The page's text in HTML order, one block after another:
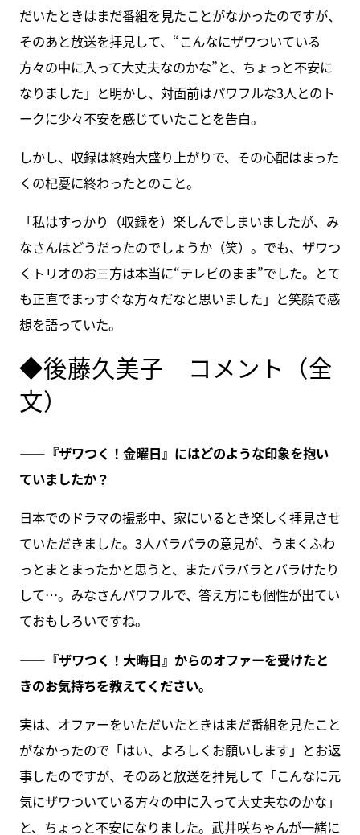
だいたときはまだ番組を見たことがなかったのですが、
そのあと放送を拝見して、“こんなにザワついている
方々の中に入って大丈夫なのかな”と、ちょっと不安に
なりました」と明かし、対面前はパワフルな3人とのト
ークに少々不安を感じていたことを告白。
しかし、収録は終始大盛り上がりで、その心配はまった
くの杞憂に終わったとのこと。
「私はすっかり（収録を）楽しんでしまいましたが、み
なさんはどうだったのでしょうか（笑）。でも、ザワつ
くトリオのお三方は本当に“テレビのまま”でした。とて
も正直でまっすぐな方々だなと思いました」と笑顔で感
想を語っていた。
◆後藤久美子 コメント（全
文）
――『ザワつく！金曜日』にはどのような印象を抱い
ていましたか？
日本でのドラマの撮影中、家にいるとき楽しく拝見させ
ていただきました。3人バラバラの意見が、うまくふわ
っとまとまったかと思うと、またバラバラとバラけたり
して…。みなさんパワフルで、答え方にも個性が出てい
ておもしろいですね。
――『ザワつく！大晦日』からのオファーを受けたと
きのお気持ちを教えてください。
実は、オファーをいただいたときはまだ番組を見たこと
がなかったので「はい、よろしくお願いします」とお返
事したのですが、そのあと放送を拝見して「こんなに元
気にザワついている方々の中に入って大丈夫なのかな」
と、ちょっと不安になりました。武井咲ちゃんが一緒に